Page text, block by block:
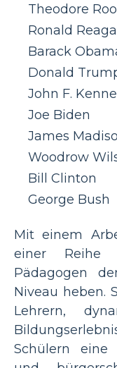
Theodore
Ronald
Barack
Donald
John F.
Joe Biden
James
Woodrow
Bill Clinton
George Bush
Mit einem
einer Reihe
Pädagogen
Niveau heben.
Lehrern,
Schülern eine